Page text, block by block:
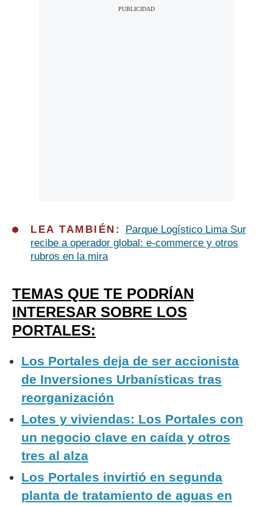
LEA TAMBIÉN:
Parque Logístico Lima Sur
recibe a operador global: e-commerce y otros
rubros en la mira
TEMAS QUE TE PODRÍAN
INTERESAR SOBRE LOS
PORTALES:
Los Portales deja de ser accionista
de Inversiones Urbanísticas tras
reorganización
Lotes y viviendas: Los Portales con
un negocio clave en caída y otros
tres al alza
Los Portales invirtió en segunda
planta de tratamiento de aguas en